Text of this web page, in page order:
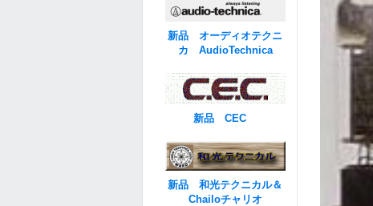
新品 オーディオテクニ
カ AudioTechnica
新品 CEC
新品 和光テクニカル＆
Chailoチャリオ